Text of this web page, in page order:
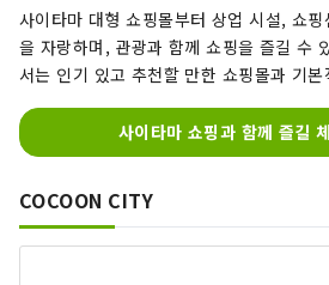
사이타마 대형 쇼핑몰부터 상업 시설, 쇼
을 자랑하며, 관광과 함께 쇼핑을 즐길 수
서는 인기 있고 추천할 만한 쇼핑몰과 기
사이타마 쇼핑과 함께 즐길
COCOON CITY